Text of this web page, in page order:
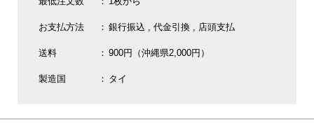
お支払方法 銀行振込 代金引換 店頭支払
送料 900円（沖縄県2,000円）
製造国 タイ